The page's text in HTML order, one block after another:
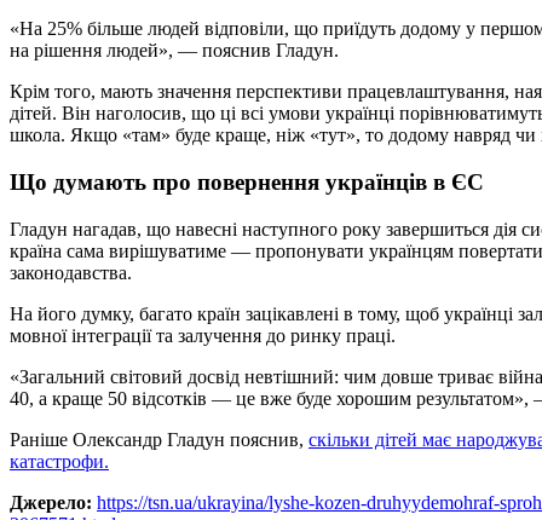
«На 25% більше людей відповіли, що приїдуть додому у
на рішення людей», — пояснив Гладун.
Крім того, мають значення перспективи працевлаштування,
дітей. Він наголосив, що ці всі умови українці
школа. Якщо «там» буде краще, ніж «тут», то додому навряд чи
Що думають про повернення українців в ЄС
Гладун нагадав, що навесні наступного року завершиться дія
країна сама вирішуватиме — пропонувати українцям
законодавства.
На його думку, багато країн зацікавлені в тому, щоб українці
мовної інтеграції та залучення до ринку праці.
«Загальний світовий досвід невтішний: чим довше триває
40, а краще 50 відсотків — це вже буде хорошим
Раніше Олександр Гладун пояснив, скільки дітей має
катастрофи.
Джерело: https://tsn.ua/ukrayina/lyshe-kozen-druhyydemohraf-